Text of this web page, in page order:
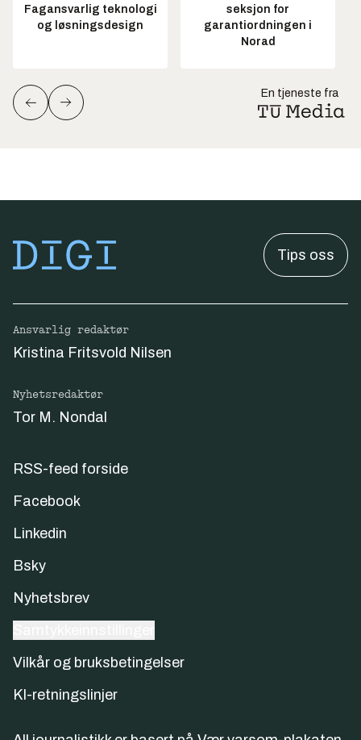
Fagansvarlig teknologi
og løsningsdesign
seksjon for
garantiordningen i
Norad
En tjeneste fra
Tips oss
Ansvarlig redaktør
Kristina Fritsvold Nilsen
Nyhetsredaktør
Tor M. Nondal
RSS-feed forside
Facebook
Linkedin
Bsky
Nyhetsbrev
Vilkår og bruksbetingelser
KI-retningslinjer